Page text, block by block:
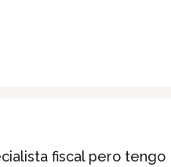
fiscal pero tengo